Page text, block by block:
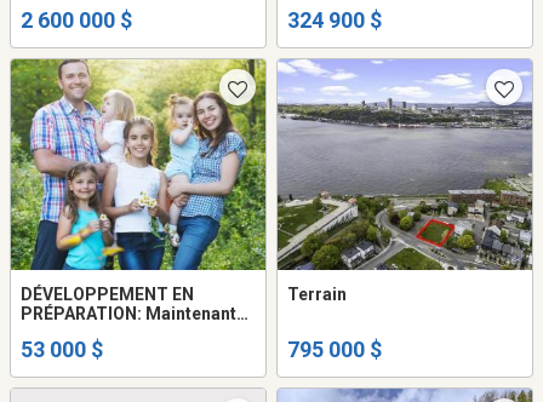
2 600 000 $ 324 900 $
DÉVELOPPEMENT EN
PRÉPARATION: Maintenant
53 000 $
Terrain
795 000 $